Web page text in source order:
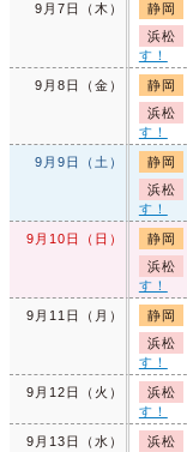
9月7日（木） 静岡
浜松
す！
9月8日（金） 静岡
浜松
す！
9月9日（土） 静岡
浜松
す！
9月10日（日） 静岡
浜松
す！
9月11日（月） 静岡
浜松
す！
9月12日（火） 浜松
す！
9月13日（水） 浜松